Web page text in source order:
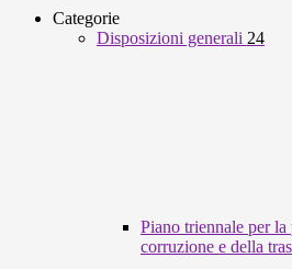
Categorie
Disposizioni generali 24
Piano triennale per
corruzione e della